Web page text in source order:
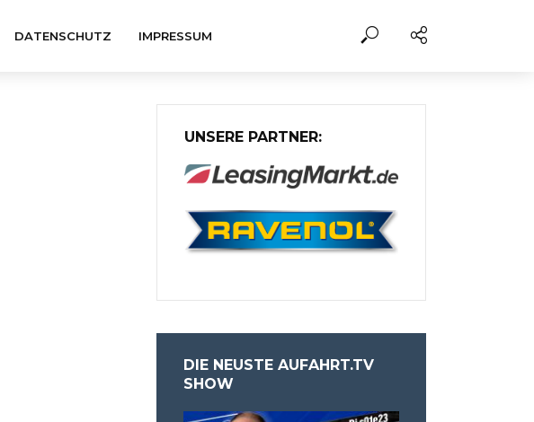
DATENSCHUTZ IMPRESSUM
UNSERE PARTNER:
DIE NEUSTE AUFAHRT.TV
SHOW